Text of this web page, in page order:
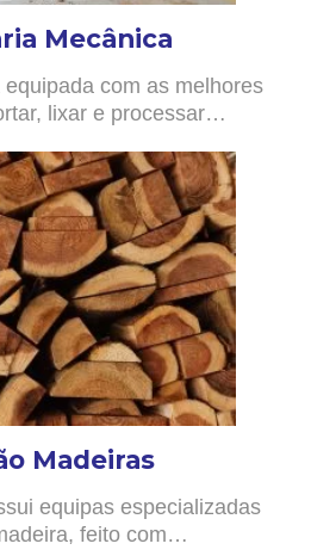
Mecânica
com as melhores
lixar e processar…
Madeiras
equipas especializadas
feito com…